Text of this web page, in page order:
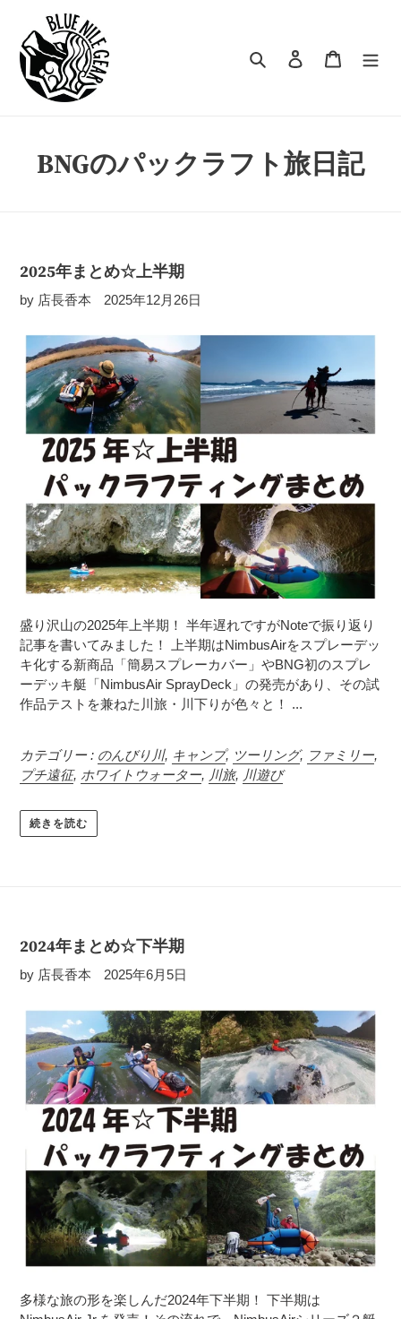
検索 ログインカート
BNGのパックラフト旅日記
2025年まとめ☆上半期
by 店長香本 2025年12月26日
盛り沢山の2025年上半期！ 半年遅れですがNoteで振り返り
記事を書いてみました！ 上半期はNimbusAirをスプレーデッ
キ化する新商品「簡易スプレーカバー」やBNG初のスプレ
ーデッキ艇「NimbusAir SprayDeck」の発売があり、その試
作品テストを兼ねた川旅・川下りが色々と！ ...
カテゴリー : のんびり川, キャンプ, ツーリング, ファミリー,
プチ遠征, ホワイトウォーター, 川旅, 川遊び
続きを読む
2024年まとめ☆下半期
by 店長香本 2025年6月5日
多様な旅の形を楽しんだ2024年下半期！ 下半期は